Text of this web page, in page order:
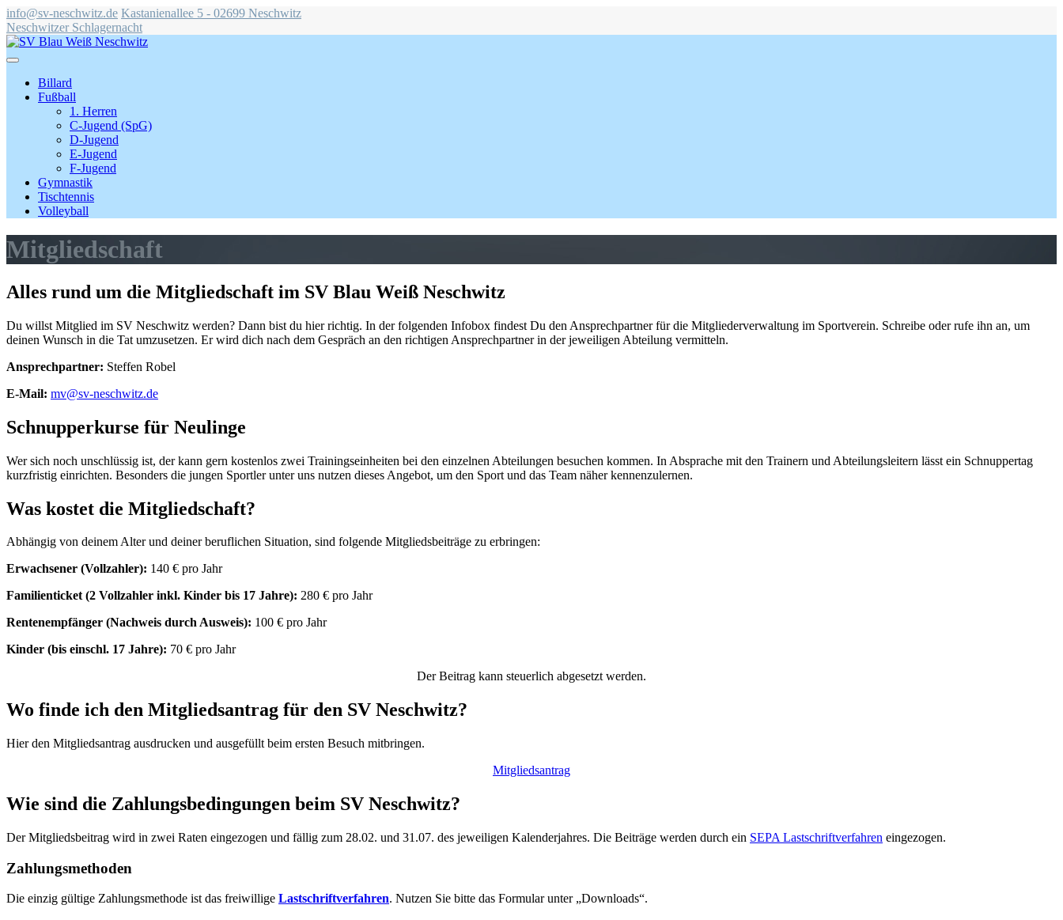
info@sv-neschwitz.de Kastanienallee 5 - 02699 Neschwitz
Neschwitzer Schlagernacht
Billard
Fußball
1. Herren
C-Jugend (SpG)
D-Jugend
E-Jugend
F-Jugend
Gymnastik
Tischtennis
Volleyball
Mitgliedschaft
Alles rund um die Mitgliedschaft im SV Blau Weiß Neschwitz
Du willst Mitglied im SV Neschwitz werden? Dann bist du hier richtig. In der folgenden Infobox findest Du den Ansprechpartner für die Mitgliederverwaltung im Sportverein. Schreibe oder rufe ihn an, um
deinen Wunsch in die Tat umzusetzen. Er wird dich nach dem Gespräch an den richtigen Ansprechpartner in der jeweiligen Abteilung vermitteln.
Ansprechpartner: Steffen Robel
E-Mail: mv@sv-neschwitz.de
Schnupperkurse für Neulinge
Wer sich noch unschlüssig ist, der kann gern kostenlos zwei Trainingseinheiten bei den einzelnen Abteilungen besuchen kommen. In Absprache mit den Trainern und Abteilungsleitern lässt ein Schnuppertag
kurzfristig einrichten. Besonders die jungen Sportler unter uns nutzen dieses Angebot, um den Sport und das Team näher kennenzulernen.
Was kostet die Mitgliedschaft?
Abhängig von deinem Alter und deiner beruflichen Situation, sind folgende Mitgliedsbeiträge zu erbringen:
Erwachsener (Vollzahler): 140 € pro Jahr
Familienticket (2 Vollzahler inkl. Kinder bis 17 Jahre): 280 € pro Jahr
Rentenempfänger (Nachweis durch Ausweis): 100 € pro Jahr
Kinder (bis einschl. 17 Jahre): 70 € pro Jahr
Der Beitrag kann steuerlich abgesetzt werden.
Wo finde ich den Mitgliedsantrag für den SV Neschwitz?
Hier den Mitgliedsantrag ausdrucken und ausgefüllt beim ersten Besuch mitbringen.
Mitgliedsantrag
Wie sind die Zahlungsbedingungen beim SV Neschwitz?
Der Mitgliedsbeitrag wird in zwei Raten eingezogen und fällig zum 28.02. und 31 .07. des jeweiligen Kalenderjahres. Die Beiträge werden durch ein SEPA Lastschriftverfahren eingezogen.
Zahlungsmethoden
Die einzig gültige Zahlungsmethode ist das freiwillige Lastschriftverfahren. Nutzen Sie bitte das Formular unter „Downloads“.